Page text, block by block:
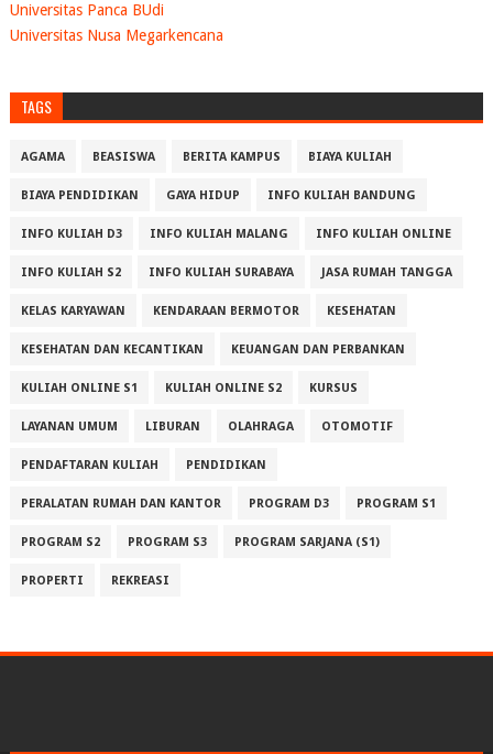
Universitas Panca BUdi
Universitas Nusa Megarkencana
TAGS
AGAMA BEASISWA BERITA KAMPUS BIAYA KULIAH
BIAYA PENDIDIKAN GAYA HIDUP INFO KULIAH BANDUNG
INFO KULIAH D3 INFO KULIAH MALANG INFO KULIAH ONLINE
INFO KULIAH S2 INFO KULIAH SURABAYA JASA RUMAH TANGGA
KELAS KARYAWAN KENDARAAN BERMOTOR KESEHATAN
KESEHATAN DAN KECANTIKAN KEUANGAN DAN PERBANKAN
KULIAH ONLINE S1 KULIAH ONLINE S2 KURSUS
LAYANAN UMUM LIBURAN OLAHRAGA OTOMOTIF
PENDAFTARAN KULIAH PENDIDIKAN
PERALATAN RUMAH DAN KANTOR PROGRAM D3 PROGRAM S1
PROGRAM S2 PROGRAM S3 PROGRAM SARJANA (S1)
PROPERTI REKREASI